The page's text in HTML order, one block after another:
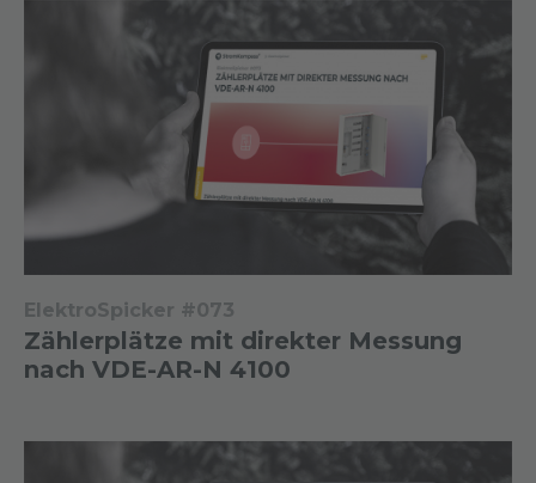
ElektroSpicker #073
Zählerplätze mit direkter Messung
nach VDE-AR-N 4100